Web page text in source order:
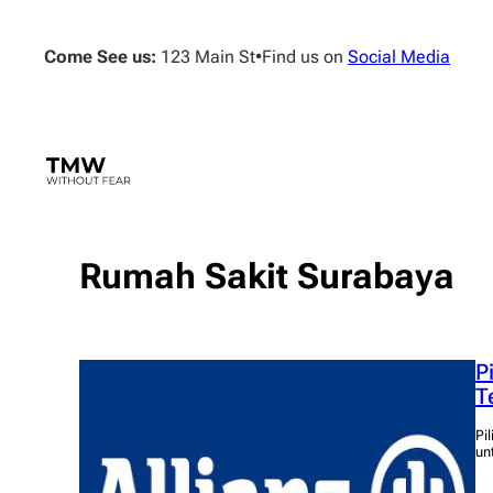
contentCome See us: 123 Main St•Find us onSocial Media
Rumah Sakit Surabaya